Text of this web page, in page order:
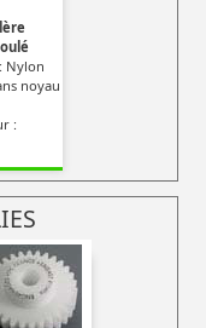
Nylon
noyau
: